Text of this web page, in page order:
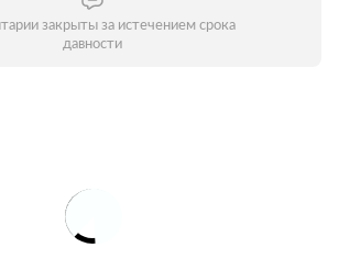
закрыты за истечением срока
давности